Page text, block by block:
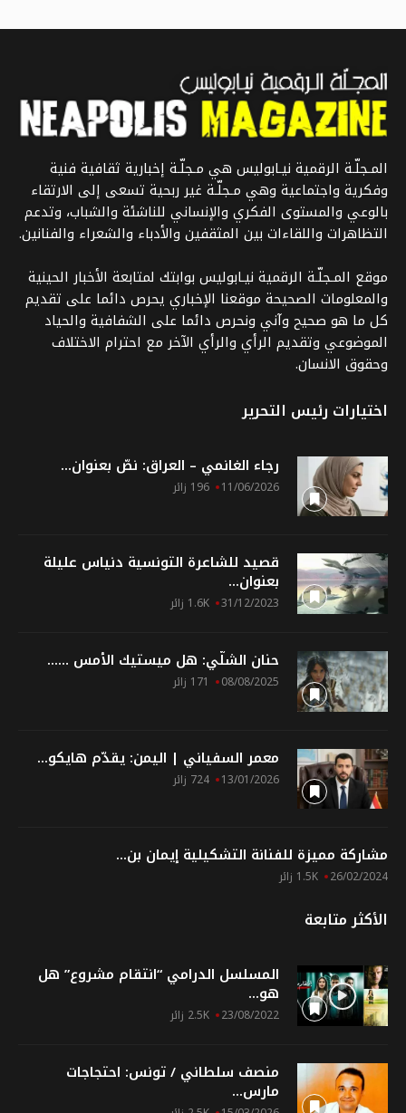
المـجلّـة الرقمية نيـابوليس هي مـجلّـة إخبارية ثقافية فنية
وفكرية واجتماعية وهي مـجلّـة غير ربحية تسعى إلى الارتقاء
بالوعي والمستوى الفكري والإنساني للناشئة والشباب، وتدعم
التظاهرات واللقاءات بين المثقفين والأدباء والشعراء والفنانين.
موقع المـجلّـة الرقمية نيـابوليس بوابتك لمتابعة الأخبار الحينية
والمعلومات الصحيحة موقعنا الإخباري يحرص دائما على تقديم
كل ما هو صحيح وآني ونحرص دائما على الشفافية والحياد
الموضوعي وتقديم الرأي والرأي الآخر مع احترام الاختلاف
وحقوق الانسان.
اختيارات رئيس التحرير
رجاء الغانمي – العراق: نصّ بعنوان...
11/06/2026 196 زائر
قصيد للشاعرة التونسية دنياس عليلة
بعنوان...
31/12/2023 1.6K زائر
حنان الشلّي: هل ميستيك الأمس …...
08/08/2025 171 زائر
معمر السفياني | اليمن: يقدّم هايكو...
13/01/2026 724 زائر
مشاركة مميزة للفنانة التشكيلية إيمان بن...
26/02/2024 1.5K زائر
الأكثر متابعة
المسلسل الدرامي “انتقام مشروع” هل
هو...
23/08/2022 2.5K زائر
منصف سلطاني / تونس: احتجاجات
مارس...